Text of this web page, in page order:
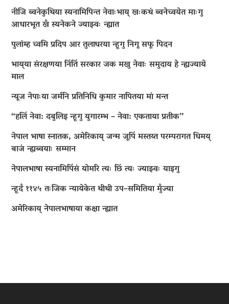
नीजि ब्वनेकुथिया स्यनामिपिन्त नेवाःभाय् खःकथं ब्वनेच्वयेत माःगु
आधारभूत खँ स्यनेकने ज्याझ्वः न्ह्यात
पुलांम्ह च्वमि प्रदिप आर तुलाधरया न्हूगु निगू सफू पिदन
भाय्‌या संरक्षणया निंतिं सरकार जक मखु नेवाः समुदाय हे न्ह्यज्याये
माल
न्यूज नेपाःया जर्मनि प्रतिनिधि कुमार नापितया मां मन्त
“हलिं नेवा: दबुलिइ न्हूगु युगारम्भ – नेवा: एकताया प्रतीक”
नेपाल भाषा स्नातक, अमेरिकाय् जन्म जूपिं मस्तय्त परम्परागत धिमय्
बाजं न्ह्यब्वयाः सम्मान
नेपालभाषा स्यनामिपिंसं योमरि त्यः छिं त्यः ज्याझ्वः याइगु
न्हूदँ ११४५ तःजिक न्यायेकेत थीथी उप–समितिया मुँज्या
अमेरिकाय् नेपालभाषाया कक्षा न्ह्यात